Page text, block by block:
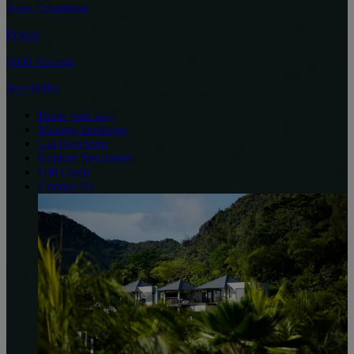
Anse Takamaka
Praslin
0000 Victoria
Seychelles
Book your stay
Manage bookings
Get directions
Explore Seychelles
Gift Cards
Contact Us